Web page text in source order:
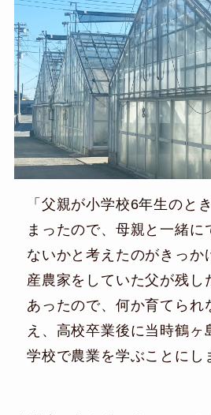
「父親が小学校6年生のと
まったので、母親と一緒に
ないかと考えたのがきっか
産農家をしていた父が残し
あったので、何か育てられ
え、高校卒業後に当時鶴ヶ
学校で農業を学ぶことにし